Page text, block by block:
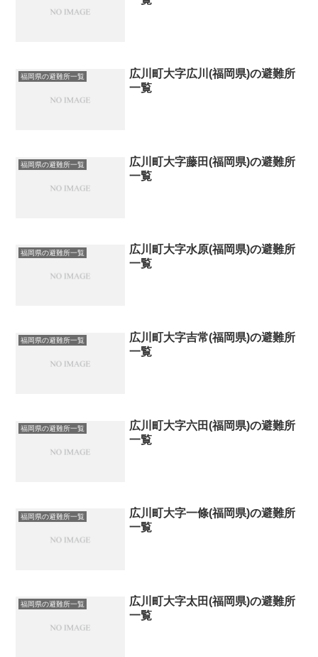
福岡県の避難所一覧
広川町大字広川(福岡県)の避難所
一覧
福岡県の避難所一覧
広川町大字藤田(福岡県)の避難所
一覧
福岡県の避難所一覧
広川町大字水原(福岡県)の避難所
一覧
福岡県の避難所一覧
広川町大字吉常(福岡県)の避難所
一覧
福岡県の避難所一覧
広川町大字六田(福岡県)の避難所
一覧
福岡県の避難所一覧
広川町大字一條(福岡県)の避難所
一覧
福岡県の避難所一覧
広川町大字太田(福岡県)の避難所
一覧